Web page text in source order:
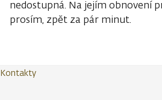
nedostupná. Na jejím obnovení
prosím, zpět za pár minut.
Kontakty